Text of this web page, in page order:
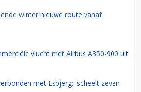
winter nieuwe route vanaf
vlucht met Airbus A350-900 uit
met Esbjerg: 'scheelt zeven